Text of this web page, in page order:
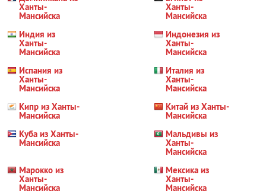
Ханты-
Мансийска
Ханты-
Мансийска
Индия из
Ханты-
Мансийска
Индонезия из
Ханты-
Мансийска
Испания из
Ханты-
Мансийска
Италия из
Ханты-
Мансийска
Кипр из Ханты-
Мансийска
Китай из Ханты-
Мансийска
Куба из Ханты-
Мансийска
Мальдивы из
Ханты-
Мансийска
Марокко из
Ханты-
Мансийска
Мексика из
Ханты-
Мансийска